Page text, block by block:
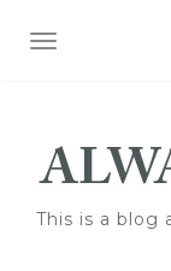
TOGGLE
This is a blog